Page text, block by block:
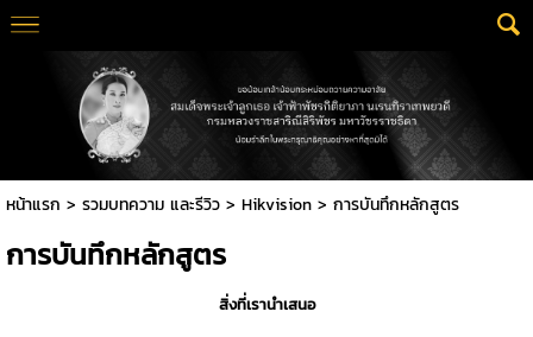
หน้าแรก > รวมบทความ และรีวิว> Hikvision> การบันทึกหลักสูตร
การบันทึกหลักสูตร
สิ่งที่เรานำเสนอ